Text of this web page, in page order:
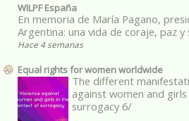
WILPF España
En memoria de María Pagano,
Argentina: una vida de coraje, paz y
Hace 4 semanas
Equal rights for women worldwide
The different
against women and
surrogacy 6/